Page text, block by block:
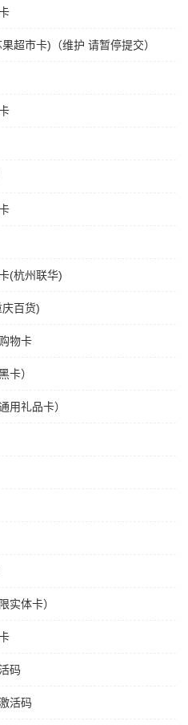
超市卡)（维护 请暂停提交）
(杭州联华)
百货)
物卡
卡）
用礼品卡）
实体卡）
码
活码